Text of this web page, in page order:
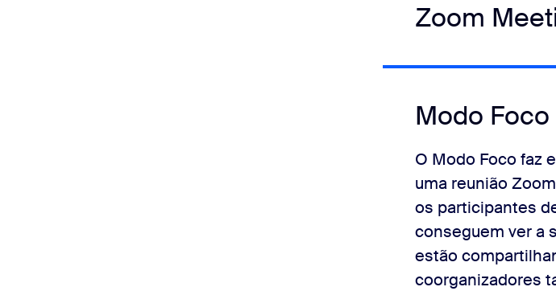
Zoom
Modo Foco
O Modo Foco faz
uma reunião
os participantes
conseguem ver a
estão
coorganizadores